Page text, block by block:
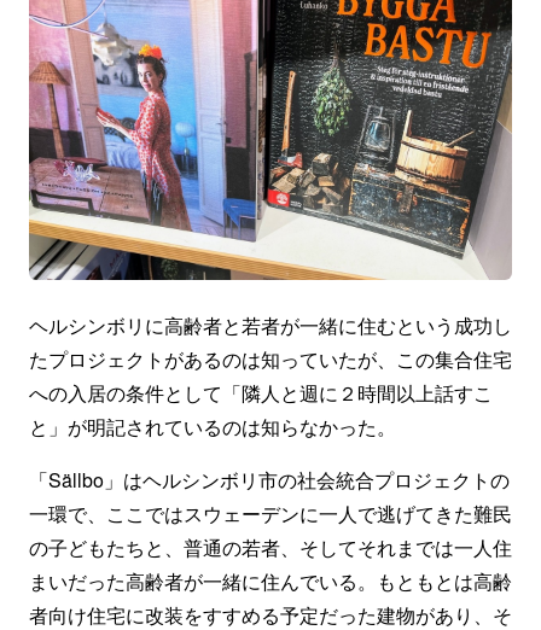
ヘルシンボリに高齢者と若者が一緒に住むという成功し
たプロジェクトがあるのは知っていたが、この集合住宅
への入居の条件として「隣人と週に２時間以上話すこ
と」が明記されているのは知らなかった。
「Sällbo」はヘルシンボリ市の社会統合プロジェクトの
一環で、ここではスウェーデンに一人で逃げてきた難民
の子どもたちと、普通の若者、そしてそれまでは一人住
まいだった高齢者が一緒に住んでいる。もともとは高齢
者向け住宅に改装をすすめる予定だった建物があり、そ